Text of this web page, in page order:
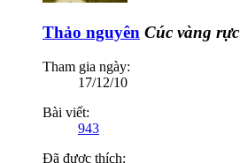
Thảo nguyên Cúc vàng
Tham gia ngày:
17/12/10
Bài viết:
943
Đã được thích: